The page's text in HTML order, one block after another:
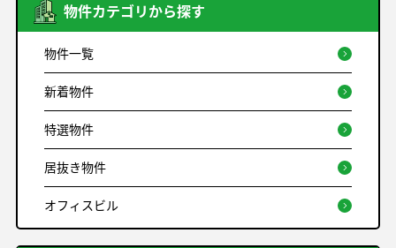
物件カテゴリから探す
物件一覧
新着物件
特選物件
居抜き物件
オフィスビル